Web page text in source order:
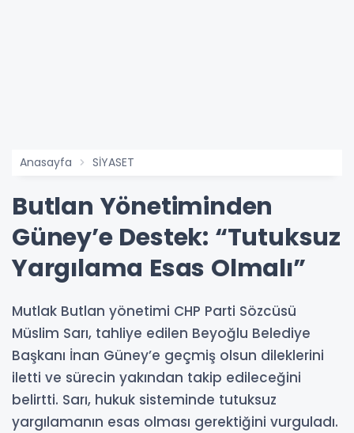
Anasayfa SİYASET
Butlan Yönetiminden
Güney’e Destek: “Tutuksuz
Yargılama Esas Olmalı”
Mutlak Butlan yönetimi CHP Parti Sözcüsü
Müslim Sarı, tahliye edilen Beyoğlu Belediye
Başkanı İnan Güney’e geçmiş olsun dileklerini
iletti ve sürecin yakından takip edileceğini
belirtti. Sarı, hukuk sisteminde tutuksuz
yargılamanın esas olması gerektiğini vurguladı.